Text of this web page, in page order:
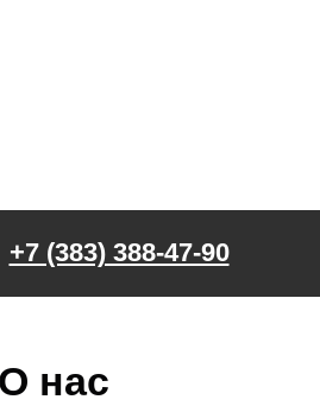
+7 (383) 388-47-90
О нас